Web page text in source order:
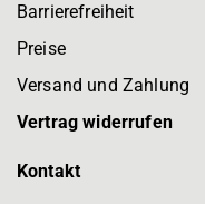
Barrierefreiheit
Preise
Versand und Zahlung
Vertrag widerrufen
Kontakt